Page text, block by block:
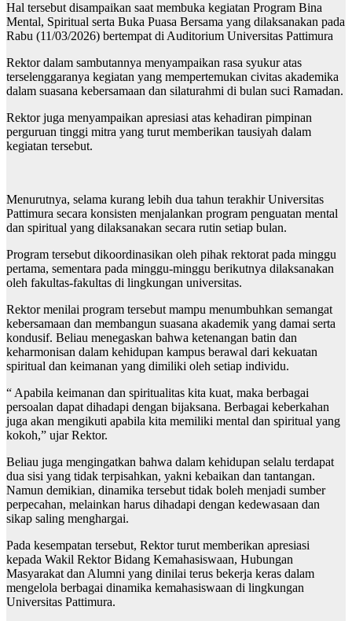
Hal tersebut disampaikan saat membuka kegiatan Program Bina
Mental, Spiritual serta Buka Puasa Bersama yang dilaksanakan pada
Rabu (11/03/2026) bertempat di Auditorium Universitas Pattimura
Rektor dalam sambutannya menyampaikan rasa syukur atas
terselenggaranya kegiatan yang mempertemukan civitas akademika
dalam suasana kebersamaan dan silaturahmi di bulan suci Ramadan.
Rektor juga menyampaikan apresiasi atas kehadiran pimpinan
perguruan tinggi mitra yang turut memberikan tausiyah dalam
kegiatan tersebut.
Menurutnya, selama kurang lebih dua tahun terakhir Universitas
Pattimura secara konsisten menjalankan program penguatan mental
dan spiritual yang dilaksanakan secara rutin setiap bulan.
Program tersebut dikoordinasikan oleh pihak rektorat pada minggu
pertama, sementara pada minggu-minggu berikutnya dilaksanakan
oleh fakultas-fakultas di lingkungan universitas.
Rektor menilai program tersebut mampu menumbuhkan semangat
kebersamaan dan membangun suasana akademik yang damai serta
kondusif. Beliau menegaskan bahwa ketenangan batin dan
keharmonisan dalam kehidupan kampus berawal dari kekuatan
spiritual dan keimanan yang dimiliki oleh setiap individu.
“ Apabila keimanan dan spiritualitas kita kuat, maka berbagai
persoalan dapat dihadapi dengan bijaksana. Berbagai keberkahan
juga akan mengikuti apabila kita memiliki mental dan spiritual yang
kokoh,” ujar Rektor.
Beliau juga mengingatkan bahwa dalam kehidupan selalu terdapat
dua sisi yang tidak terpisahkan, yakni kebaikan dan tantangan.
Namun demikian, dinamika tersebut tidak boleh menjadi sumber
perpecahan, melainkan harus dihadapi dengan kedewasaan dan
sikap saling menghargai.
Pada kesempatan tersebut, Rektor turut memberikan apresiasi
kepada Wakil Rektor Bidang Kemahasiswaan, Hubungan
Masyarakat dan Alumni yang dinilai terus bekerja keras dalam
mengelola berbagai dinamika kemahasiswaan di lingkungan
Universitas Pattimura.